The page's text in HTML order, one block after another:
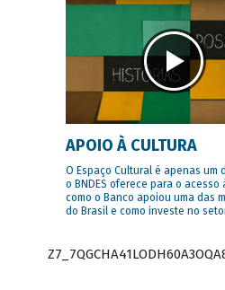
APOIO À CULTURA
O Espaço Cultural é apenas um
o BNDES oferece para o
como o Banco apoiou uma das
do Brasil e como investe no